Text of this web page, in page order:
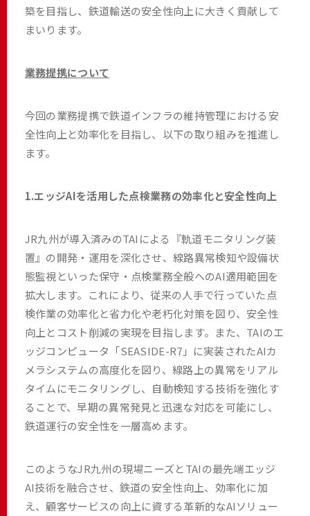
築を目指し、鉄道輸送の安全性向上に大きく貢献して
まいります。
業務提携について
今回の業務提携で鉄道インフラの維持管理における安
全性向上と効率化を目指し、以下の取り組みを推進し
ます。
1.エッジAIを活用した点検業務の効率化と安全性向上
JR九州が導入済みのTAIによる『軌道モニタリング装
置』の開発・運用を深化させ、線路異常検知や設備状
態監視といった保守・点検業務全般へのAI適用範囲を
拡大します。これにより、従来の人手で行っていた点
検作業の効率化と省力化や老朽化対策を図り、安全性
向上とコスト削減の実現を目指します。また、TAIのエ
ッジコンピュータ「SEASIDE-R7」に実装されたAIカ
メラシステムの高度化を図り、線路上の異常をリアル
タイムにモニタリングし、自動検知する技術を強化す
ることで、早期の異常発見と迅速な対応を可能にし、
鉄道運行の安全性を一層高めます。
このようなJR九州の現場ニーズとTAIの最先端エッジ
AI技術を融合させ、鉄道の安全性向上、効率化に加
え、顧客サービスの向上に資する革新的なAIソリュー